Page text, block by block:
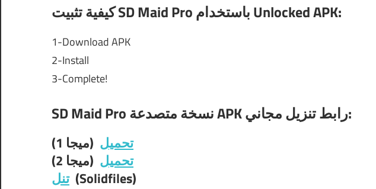
كيفية تثبيت SD Maid Pro باستخدام Unlocked APK:
1-Download APK
2-Install
3-Complete!
SD Maid Pro نسخة متصدعة APK رابط تنزيل مجاني:
تحميل (ميجا 1)
تحميل (ميجا 2)
تنل(Solidfiles)